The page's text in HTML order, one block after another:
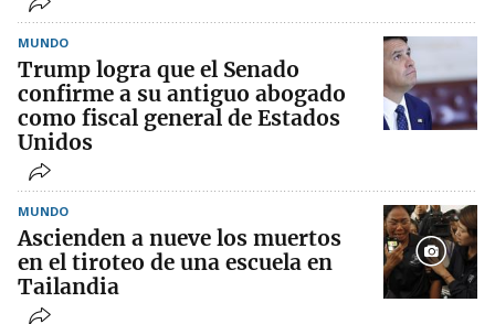
MUNDO
Trump logra que el Senado
confirme a su antiguo abogado
como fiscal general de Estados
Unidos
MUNDO
Ascienden a nueve los muertos
en el tiroteo de una escuela en
Tailandia